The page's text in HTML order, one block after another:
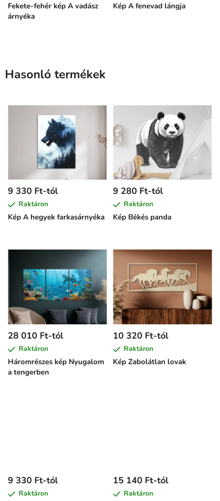
Fekete-fehér kép A vadász
árnyéka
Kép A fenevad lángja
Hasonló termékek
Kép A hegyek farkasárnyéka
9 330 Ft-tól
Raktáron
Kép Békés panda
9 280 Ft-tól
Raktáron
Háromrészes kép Nyugalom
a tengerben
28 010 Ft-tól
Raktáron
Kép Zabolátlan lovak
10 320 Ft-tól
Raktáron
9 330 Ft-tól
Raktáron
15 140 Ft-tól
Raktáron